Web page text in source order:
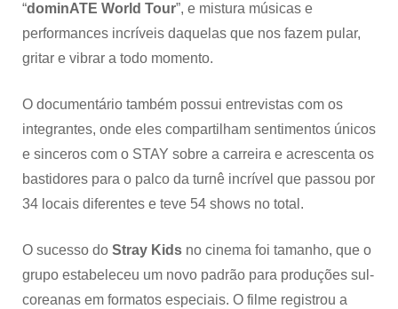
“dominATE World Tour”, e mistura músicas e
performances incríveis daquelas que nos fazem pular,
gritar e vibrar a todo momento.
O documentário também possui entrevistas com os
integrantes, onde eles compartilham sentimentos únicos
e sinceros com o STAY sobre a carreira e acrescenta os
bastidores para o palco da turnê incrível que passou por
34 locais diferentes e teve 54 shows no total.
O sucesso do Stray Kids no cinema foi tamanho, que o
grupo estabeleceu um novo padrão para produções sul-
coreanas em formatos especiais. O filme registrou a